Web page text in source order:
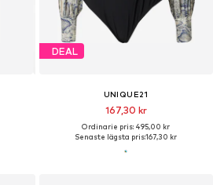
DEAL
UNIQUE21
167,30 kr
Ordinarie pris: 495,00 kr
Senaste lägsta pris:167,30 kr